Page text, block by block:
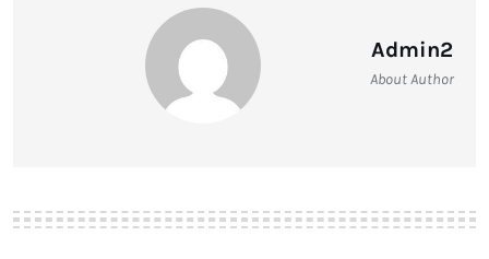
Admin2
About Author